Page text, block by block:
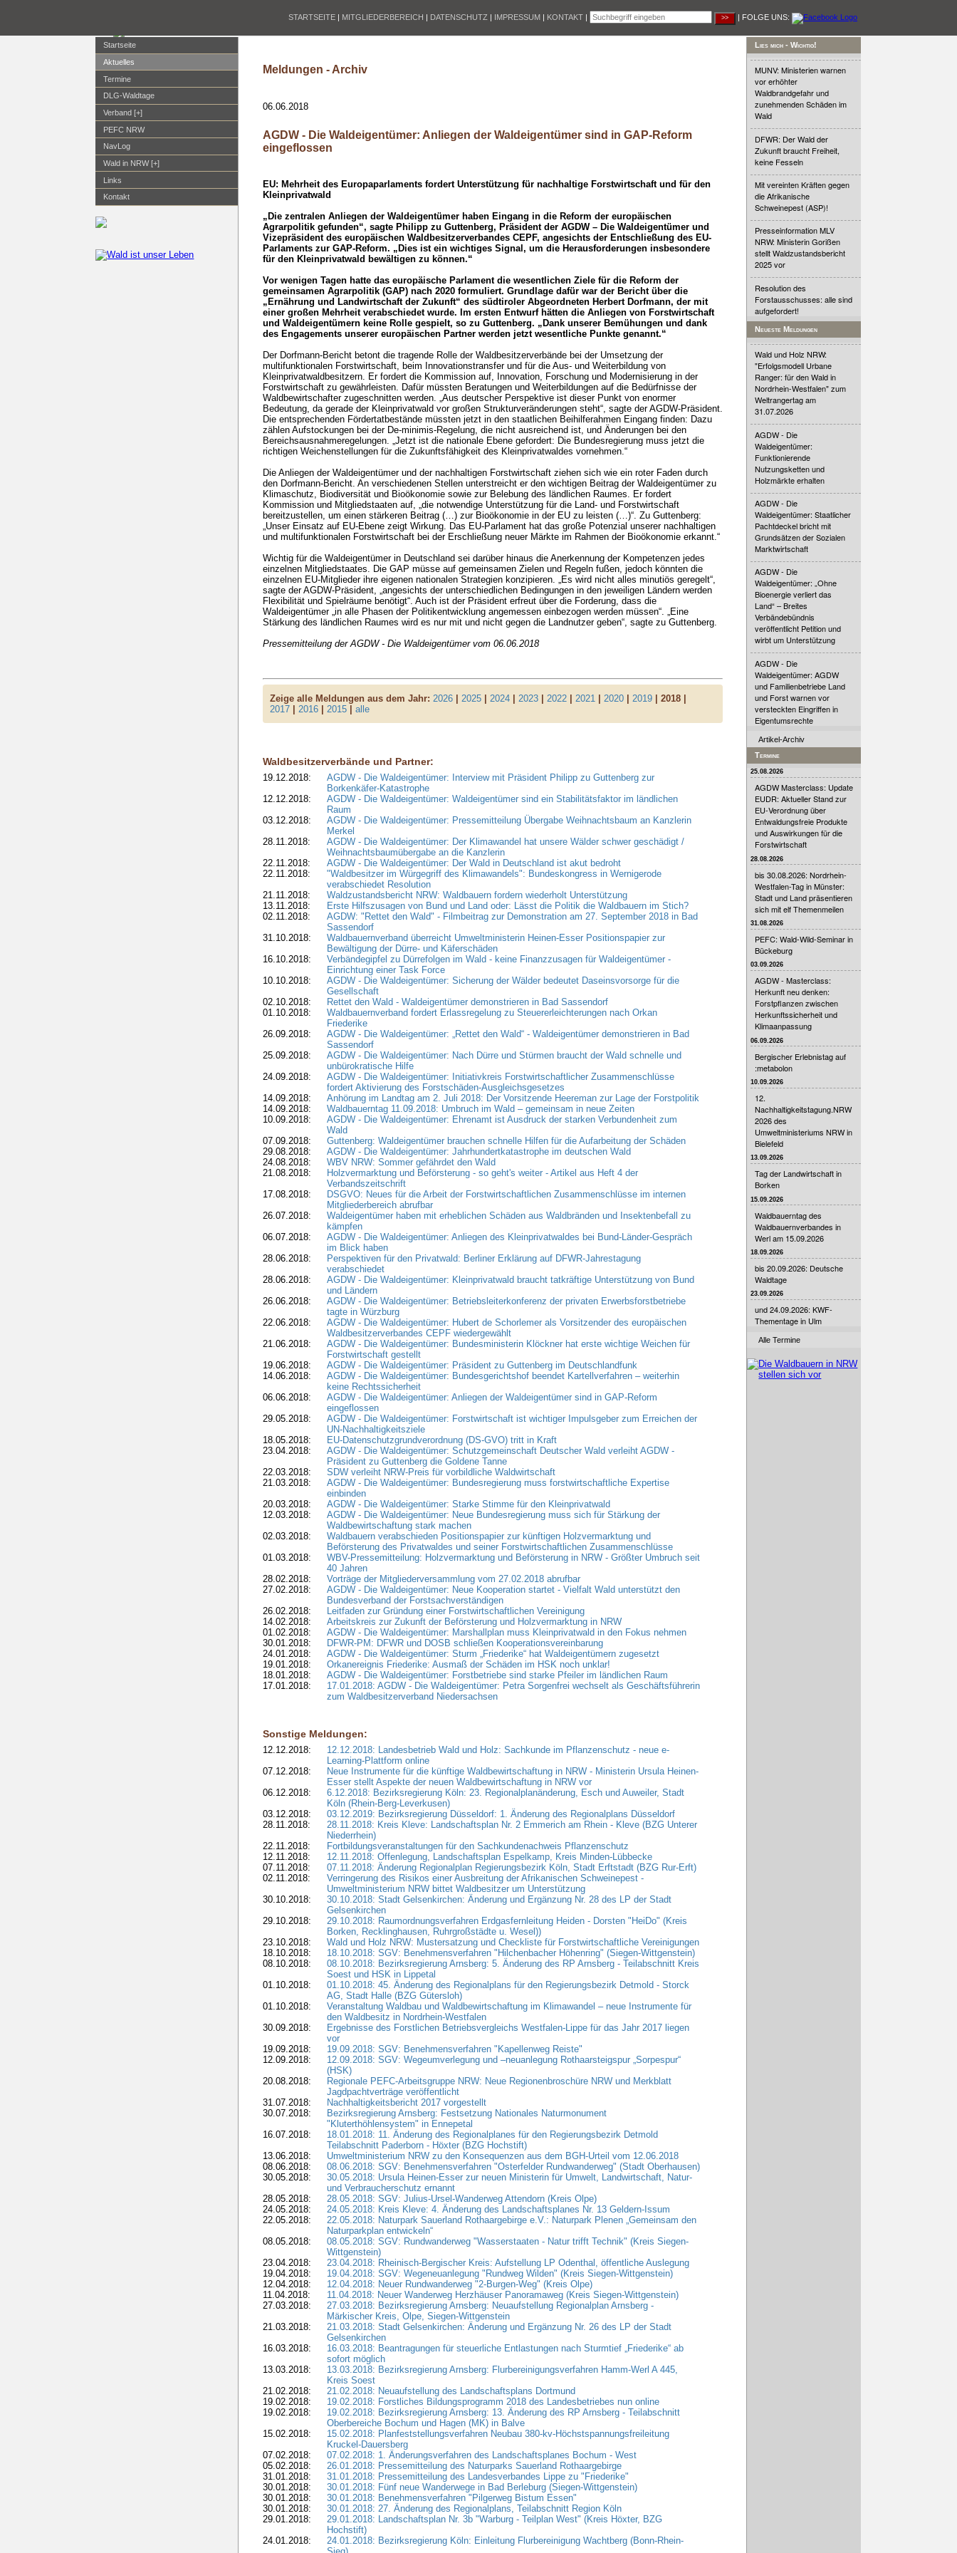
STARTSEITE | MITGLIEDERBEREICH | DATENSCHUTZ | IMPRESSUM | KONTAKT | | FOLGE UNS:
Startseite
Aktuelles
Termine
DLG-Waldtage
Verband [+]
PEFC NRW
NavLog
Wald in NRW [+]
Links
Kontakt
Meldungen - Archiv
06.06.2018
AGDW - Die Waldeigentümer: Anliegen der Waldeigentümer sind in GAP-Reform
eingeflossen
EU: Mehrheit des Europaparlaments fordert Unterstützung für nachhaltige Forstwirtschaft und für den
Kleinprivatwald
„Die zentralen Anliegen der Waldeigentümer haben Eingang in die Reform der europäischen
Agrarpolitik gefunden“, sagte Philipp zu Guttenberg, Präsident der AGDW – Die Waldeigentümer und
Vizepräsident des europäischen Waldbesitzerverbandes CEPF, angesichts der Entschließung des EU-
Parlaments zur GAP-Reform. „Dies ist ein wichtiges Signal, um die Herausforderungen insbesondere
für den Kleinprivatwald bewältigen zu können.“
Vor wenigen Tagen hatte das europäische Parlament die wesentlichen Ziele für die Reform der
gemeinsamen Agrarpolitik (GAP) nach 2020 formuliert. Grundlage dafür war der Bericht über die
„Ernährung und Landwirtschaft der Zukunft“ des südtiroler Abgeordneten Herbert Dorfmann, der mit
einer großen Mehrheit verabschiedet wurde. Im ersten Entwurf hätten die Anliegen von Forstwirtschaft
und Waldeigentümern keine Rolle gespielt, so zu Guttenberg. „Dank unserer Bemühungen und dank
des Engagements unserer europäischen Partner werden jetzt wesentliche Punkte genannt.“
Der Dorfmann-Bericht betont die tragende Rolle der Waldbesitzerverbände bei der Umsetzung der
multifunktionalen Forstwirtschaft, beim Innovationstransfer und für die Aus- und Weiterbildung von
Kleinprivatwaldbesitzern. Er fordert die Kommission auf, Innovation, Forschung und Modernisierung in der
Forstwirtschaft zu gewährleisten. Dafür müssten Beratungen und Weiterbildungen auf die Bedürfnisse der
Waldbewirtschafter zugeschnitten werden. „Aus deutscher Perspektive ist dieser Punkt von enormer
Bedeutung, da gerade der Kleinprivatwald vor großen Strukturveränderungen steht“, sagte der AGDW-Präsident.
Die entsprechenden Fördertatbestände müssten jetzt in den staatlichen Beihilferahmen Eingang finden: Dazu
zählen Aufstockungen bei der De-minimis-Regelung, die nicht ausreichend ist, und Änderungen bei den
Bereichsausnahmeregelungen. „Jetzt ist die nationale Ebene gefordert: Die Bundesregierung muss jetzt die
richtigen Weichenstellungen für die Zukunftsfähigkeit des Kleinprivatwaldes vornehmen.“
Die Anliegen der Waldeigentümer und der nachhaltigen Forstwirtschaft ziehen sich wie ein roter Faden durch
den Dorfmann-Bericht. An verschiedenen Stellen unterstreicht er den wichtigen Beitrag der Waldeigentümer zu
Klimaschutz, Biodiversität und Bioökonomie sowie zur Belebung des ländlichen Raumes. Er fordert
Kommission und Mitgliedstaaten auf, „die notwendige Unterstützung für die Land- und Forstwirtschaft
bereitzustellen, um einen stärkeren Beitrag (…) zur Bioökonomie in der EU zu leisten (…)“. Zu Guttenberg:
„Unser Einsatz auf EU-Ebene zeigt Wirkung. Das EU-Parlament hat das große Potenzial unserer nachhaltigen
und multifunktionalen Forstwirtschaft bei der Erschließung neuer Märkte im Rahmen der Bioökonomie erkannt.“
Wichtig für die Waldeigentümer in Deutschland sei darüber hinaus die Anerkennung der Kompetenzen jedes
einzelnen Mitgliedstaates. Die GAP müsse auf gemeinsamen Zielen und Regeln fußen, jedoch könnten die
einzelnen EU-Mitglieder ihre eigenen nationalen Strategien konzipieren. „Es wird nicht alles minutiös geregelt“,
sagte der AGDW-Präsident, „angesichts der unterschiedlichen Bedingungen in den jeweiligen Ländern werden
Flexibilität und Spielräume benötigt“. Auch ist der Präsident erfreut über die Forderung, dass die
Waldeigentümer „in alle Phasen der Politikentwicklung angemessen einbezogen werden müssen“. „Eine
Stärkung des ländlichen Raumes wird es nur mit und nicht gegen die Landnutzer geben“, sagte zu Guttenberg.
Pressemitteilung der AGDW - Die Waldeigentümer vom 06.06.2018
Zeige alle Meldungen aus dem Jahr: 2026| 2025| 2024| 2023| 2022| 2021| 2020| 2019| 2018 |
2017| 2016| 2015| alle
Waldbesitzerverbände und Partner:
19.12.2018:
AGDW - Die Waldeigentümer: Interview mit Präsident Philipp zu Guttenberg zur
Borkenkäfer-Katastrophe
12.12.2018:
AGDW - Die Waldeigentümer: Waldeigentümer sind ein Stabilitätsfaktor im ländlichen
Raum
03.12.2018:
AGDW - Die Waldeigentümer: Pressemitteilung Übergabe Weihnachtsbaum an Kanzlerin
Merkel
28.11.2018:
AGDW - Die Waldeigentümer: Der Klimawandel hat unsere Wälder schwer geschädigt /
Weihnachtsbaumübergabe an die Kanzlerin
22.11.2018:
AGDW - Die Waldeigentümer: Der Wald in Deutschland ist akut bedroht
22.11.2018:
"Waldbesitzer im Würgegriff des Klimawandels": Bundeskongress in Wernigerode
verabschiedet Resolution
21.11.2018:
Waldzustandsbericht NRW: Waldbauern fordern wiederholt Unterstützung
13.11.2018:
Erste Hilfszusagen von Bund und Land oder: Lässt die Politik die Waldbauern im Stich?
02.11.2018:
AGDW: "Rettet den Wald" - Filmbeitrag zur Demonstration am 27. September 2018 in Bad
Sassendorf
31.10.2018:
Waldbauernverband überreicht Umweltministerin Heinen-Esser Positionspapier zur
Bewältigung der Dürre- und Käferschäden
16.10.2018:
Verbändegipfel zu Dürrefolgen im Wald - keine Finanzzusagen für Waldeigentümer -
Einrichtung einer Task Force
10.10.2018:
AGDW - Die Waldeigentümer: Sicherung der Wälder bedeutet Daseinsvorsorge für die
Gesellschaft
02.10.2018:
Rettet den Wald - Waldeigentümer demonstrieren in Bad Sassendorf
01.10.2018:
Waldbauernverband fordert Erlassregelung zu Steuererleichterungen nach Orkan
Friederike
26.09.2018:
AGDW - Die Waldeigentümer: „Rettet den Wald“ - Waldeigentümer demonstrieren in Bad
Sassendorf
25.09.2018:
AGDW - Die Waldeigentümer: Nach Dürre und Stürmen braucht der Wald schnelle und
unbürokratische Hilfe
24.09.2018:
AGDW - Die Waldeigentümer: Initiativkreis Forstwirtschaftlicher Zusammenschlüsse
fordert Aktivierung des Forstschäden-Ausgleichsgesetzes
14.09.2018:
Anhörung im Landtag am 2. Juli 2018: Der Vorsitzende Heereman zur Lage der Forstpolitik
14.09.2018:
Waldbauerntag 11.09.2018: Umbruch im Wald – gemeinsam in neue Zeiten
10.09.2018:
AGDW - Die Waldeigentümer: Ehrenamt ist Ausdruck der starken Verbundenheit zum
Wald
07.09.2018:
Guttenberg: Waldeigentümer brauchen schnelle Hilfen für die Aufarbeitung der Schäden
29.08.2018:
AGDW - Die Waldeigentümer: Jahrhundertkatastrophe im deutschen Wald
24.08.2018:
WBV NRW: Sommer gefährdet den Wald
21.08.2018:
Holzvermarktung und Beförsterung - so geht's weiter - Artikel aus Heft 4 der
Verbandszeitschrift
17.08.2018:
DSGVO: Neues für die Arbeit der Forstwirtschaftlichen Zusammenschlüsse im internen
Mitgliederbereich abrufbar
26.07.2018:
Waldeigentümer haben mit erheblichen Schäden aus Waldbränden und Insektenbefall zu
kämpfen
06.07.2018:
AGDW - Die Waldeigentümer: Anliegen des Kleinprivatwaldes bei Bund-Länder-Gespräch
im Blick haben
28.06.2018:
Perspektiven für den Privatwald: Berliner Erklärung auf DFWR-Jahrestagung
verabschiedet
28.06.2018:
AGDW - Die Waldeigentümer: Kleinprivatwald braucht tatkräftige Unterstützung von Bund
und Ländern
26.06.2018:
AGDW - Die Waldeigentümer: Betriebsleiterkonferenz der privaten Erwerbsforstbetriebe
tagte in Würzburg
22.06.2018:
AGDW - Die Waldeigentümer: Hubert de Schorlemer als Vorsitzender des europäischen
Waldbesitzerverbandes CEPF wiedergewählt
21.06.2018:
AGDW - Die Waldeigentümer: Bundesministerin Klöckner hat erste wichtige Weichen für
Forstwirtschaft gestellt
19.06.2018:
AGDW - Die Waldeigentümer: Präsident zu Guttenberg im Deutschlandfunk
14.06.2018:
AGDW - Die Waldeigentümer: Bundesgerichtshof beendet Kartellverfahren – weiterhin
keine Rechtssicherheit
06.06.2018:
AGDW - Die Waldeigentümer: Anliegen der Waldeigentümer sind in GAP-Reform
eingeflossen
29.05.2018:
AGDW - Die Waldeigentümer: Forstwirtschaft ist wichtiger Impulsgeber zum Erreichen der
UN-Nachhaltigkeitsziele
18.05.2018:
EU-Datenschutzgrundverordnung (DS-GVO) tritt in Kraft
23.04.2018:
AGDW - Die Waldeigentümer: Schutzgemeinschaft Deutscher Wald verleiht AGDW -
Präsident zu Guttenberg die Goldene Tanne
22.03.2018:
SDW verleiht NRW-Preis für vorbildliche Waldwirtschaft
21.03.2018:
AGDW - Die Waldeigentümer: Bundesregierung muss forstwirtschaftliche Expertise
einbinden
20.03.2018:
AGDW - Die Waldeigentümer: Starke Stimme für den Kleinprivatwald
12.03.2018:
AGDW - Die Waldeigentümer: Neue Bundesregierung muss sich für Stärkung der
Waldbewirtschaftung stark machen
02.03.2018:
Waldbauern verabschieden Positionspapier zur künftigen Holzvermarktung und
Beförsterung des Privatwaldes und seiner Forstwirtschaftlichen Zusammenschlüsse
01.03.2018:
WBV-Pressemitteilung: Holzvermarktung und Beförsterung in NRW - Größter Umbruch seit
40 Jahren
28.02.2018:
Vorträge der Mitgliederversammlung vom 27.02.2018 abrufbar
27.02.2018:
AGDW - Die Waldeigentümer: Neue Kooperation startet - Vielfalt Wald unterstützt den
Bundesverband der Forstsachverständigen
26.02.2018:
Leitfaden zur Gründung einer Forstwirtschaftlichen Vereinigung
14.02.2018:
Arbeitskreis zur Zukunft der Beförsterung und Holzvermarktung in NRW
01.02.2018:
AGDW - Die Waldeigentümer: Marshallplan muss Kleinprivatwald in den Fokus nehmen
30.01.2018:
DFWR-PM: DFWR und DOSB schließen Kooperationsvereinbarung
24.01.2018:
AGDW - Die Waldeigentümer: Sturm „Friederike“ hat Waldeigentümern zugesetzt
19.01.2018:
Orkanereignis Friederike: Ausmaß der Schäden im HSK noch unklar!
18.01.2018:
AGDW - Die Waldeigentümer: Forstbetriebe sind starke Pfeiler im ländlichen Raum
17.01.2018:
17.01.2018: AGDW - Die Waldeigentümer: Petra Sorgenfrei wechselt als Geschäftsführerin
zum Waldbesitzerverband Niedersachsen
Sonstige Meldungen:
12.12.2018:
12.12.2018: Landesbetrieb Wald und Holz: Sachkunde im Pflanzenschutz - neue e-
Learning-Plattform online
07.12.2018:
Neue Instrumente für die künftige Waldbewirtschaftung in NRW - Ministerin Ursula Heinen-
Esser stellt Aspekte der neuen Waldbewirtschaftung in NRW vor
06.12.2018:
6.12.2018: Bezirksregierung Köln: 23. Regionalplanänderung, Esch und Auweiler, Stadt
Köln (Rhein-Berg-Leverkusen)
03.12.2018:
03.12.2019: Bezirksregierung Düsseldorf: 1. Änderung des Regionalplans Düsseldorf
28.11.2018:
28.11.2018: Kreis Kleve: Landschaftsplan Nr. 2 Emmerich am Rhein - Kleve (BZG Unterer
Niederrhein)
22.11.2018:
Fortbildungsveranstaltungen für den Sachkundenachweis Pflanzenschutz
12.11.2018:
12.11.2018: Offenlegung, Landschaftsplan Espelkamp, Kreis Minden-Lübbecke
07.11.2018:
07.11.2018: Änderung Regionalplan Regierungsbezirk Köln, Stadt Erftstadt (BZG Rur-Erft)
02.11.2018:
Verringerung des Risikos einer Ausbreitung der Afrikanischen Schweinepest -
Umweltministerium NRW bittet Waldbesitzer um Unterstützung
30.10.2018:
30.10.2018: Stadt Gelsenkirchen: Änderung und Ergänzung Nr. 28 des LP der Stadt
Gelsenkirchen
29.10.2018:
29.10.2018: Raumordnungsverfahren Erdgasfernleitung Heiden - Dorsten "HeiDo" (Kreis
Borken, Recklinghausen, Ruhrgroßstädte u. Wesel))
23.10.2018:
Wald und Holz NRW: Mustersatzung und Checkliste für Forstwirtschaftliche Vereinigungen
18.10.2018:
18.10.2018: SGV: Benehmensverfahren "Hilchenbacher Höhenring" (Siegen-Wittgenstein)
08.10.2018:
08.10.2018: Bezirksregierung Arnsberg: 5. Änderung des RP Arnsberg - Teilabschnitt Kreis
Soest und HSK in Lippetal
01.10.2018:
01.10.2018: 45. Änderung des Regionalplans für den Regierungsbezirk Detmold - Storck
AG, Stadt Halle (BZG Gütersloh)
01.10.2018:
Veranstaltung Waldbau und Waldbewirtschaftung im Klimawandel – neue Instrumente für
den Waldbesitz in Nordrhein-Westfalen
30.09.2018:
Ergebnisse des Forstlichen Betriebsvergleichs Westfalen-Lippe für das Jahr 2017 liegen
vor
19.09.2018:
19.09.2018: SGV: Benehmensverfahren "Kapellenweg Reiste"
12.09.2018:
12.09.2018: SGV: Wegeumverlegung und –neuanlegung Rothaarsteigspur „Sorpespur“
(HSK)
20.08.2018:
Regionale PEFC-Arbeitsgruppe NRW: Neue Regionenbroschüre NRW und Merkblatt
Jagdpachtverträge veröffentlicht
31.07.2018:
Nachhaltigkeitsbericht 2017 vorgestellt
30.07.2018:
Bezirksregierung Arnsberg: Festsetzung Nationales Naturmonument
"Kluterthöhlensystem" in Ennepetal
16.07.2018:
18.01.2018: 11. Änderung des Regionalplanes für den Regierungsbezirk Detmold
Teilabschnitt Paderborn - Höxter (BZG Hochstift)
13.06.2018:
Umweltministerium NRW zu den Konsequenzen aus dem BGH-Urteil vom 12.06.2018
08.06.2018:
08.06.2018: SGV: Benehmensverfahren "Osterfelder Rundwanderweg" (Stadt Oberhausen)
30.05.2018:
30.05.2018: Ursula Heinen-Esser zur neuen Ministerin für Umwelt, Landwirtschaft, Natur-
und Verbraucherschutz ernannt
28.05.2018:
28.05.2018: SGV: Julius-Ursel-Wanderweg Attendorn (Kreis Olpe)
24.05.2018:
24.05.2018: Kreis Kleve: 4. Änderung des Landschaftsplanes Nr. 13 Geldern-Issum
22.05.2018:
22.05.2018: Naturpark Sauerland Rothaargebirge e.V.: Naturpark Plenen „Gemeinsam den
Naturparkplan entwickeln“
08.05.2018:
08.05.2018: SGV: Rundwanderweg "Wasserstaaten - Natur trifft Technik" (Kreis Siegen-
Wittgenstein)
23.04.2018:
23.04.2018: Rheinisch-Bergischer Kreis: Aufstellung LP Odenthal, öffentliche Auslegung
19.04.2018:
19.04.2018: SGV: Wegeneuanlegung "Rundweg Wilden" (Kreis Siegen-Wittgenstein)
12.04.2018:
12.04.2018: Neuer Rundwanderweg "2-Burgen-Weg" (Kreis Olpe)
11.04.2018:
11.04.2018: Neuer Wanderweg Herzhäuser Panoramaweg (Kreis Siegen-Wittgenstein)
27.03.2018:
27.03.2018: Bezirksregierung Arnsberg: Neuaufstellung Regionalplan Arnsberg -
Märkischer Kreis, Olpe, Siegen-Wittgenstein
21.03.2018:
21.03.2018: Stadt Gelsenkirchen: Änderung und Ergänzung Nr. 26 des LP der Stadt
Gelsenkirchen
16.03.2018:
16.03.2018: Beantragungen für steuerliche Entlastungen nach Sturmtief „Friederike“ ab
sofort möglich
13.03.2018:
13.03.2018: Bezirksregierung Arnsberg: Flurbereinigungsverfahren Hamm-Werl A 445,
Kreis Soest
21.02.2018:
21.02.2018: Neuaufstellung des Landschaftsplans Dortmund
19.02.2018:
19.02.2018: Forstliches Bildungsprogramm 2018 des Landesbetriebes nun online
19.02.2018:
19.02.2018: Bezirksregierung Arnsberg: 13. Änderung des RP Arnsberg - Teilabschnitt
Oberbereiche Bochum und Hagen (MK) in Balve
15.02.2018:
15.02.2018: Planfeststellungsverfahren Neubau 380-kv-Höchstspannungsfreileitung
Kruckel-Dauersberg
07.02.2018:
07.02.2018: 1. Änderungsverfahren des Landschaftsplanes Bochum - West
05.02.2018:
26.01.2018: Pressemitteilung des Naturparks Sauerland Rothaargebirge
31.01.2018:
31.01.2018: Pressemitteilung des Landesverbandes Lippe zu "Friederike"
30.01.2018:
30.01.2018: Fünf neue Wanderwege in Bad Berleburg (Siegen-Wittgenstein)
30.01.2018:
30.01.2018: Benehmensverfahren "Pilgerweg Bistum Essen"
30.01.2018:
30.01.2018: 27. Änderung des Regionalplans, Teilabschnitt Region Köln
29.01.2018:
29.01.2018: Landschaftsplan Nr. 3b "Warburg - Teilplan West" (Kreis Höxter, BZG
Hochstift)
24.01.2018:
24.01.2018: Bezirksregierung Köln: Einleitung Flurbereinigung Wachtberg (Bonn-Rhein-
Lies mich - Wichtig!
MUNV: Ministerien warnen
vor erhöhter
Waldbrandgefahr und
zunehmenden Schäden im
Wald
DFWR: Der Wald der
Zukunft braucht Freiheit,
keine Fesseln
Mit vereinten Kräften gegen
die Afrikanische
Schweinepest (ASP)!
Presseinformation MLV
NRW: Ministerin Gorißen
stellt Waldzustandsbericht
2025 vor
Resolution des
Forstausschusses: alle sind
aufgefordert!
Neueste Meldungen
Wald und Holz NRW:
"Erfolgsmodell Urbane
Ranger: für den Wald in
Nordrhein-Westfalen" zum
Weltrangertag am
31.07.2026
AGDW - Die
Waldeigentümer:
Funktionierende
Nutzungsketten und
Holzmärkte erhalten
AGDW - Die
Waldeigentümer: Staatlicher
Pachtdeckel bricht mit
Grundsätzen der Sozialen
Marktwirtschaft
AGDW - Die
Waldeigentümer: „Ohne
Bioenergie verliert das
Land“ – Breites
Verbändebündnis
veröffentlicht Petition und
wirbt um Unterstützung
AGDW - Die
Waldeigentümer: AGDW
und Familienbetriebe Land
und Forst warnen vor
versteckten Eingriffen in
Eigentumsrechte
Artikel-Archiv
Termine
25.08.2026
AGDW Masterclass: Update
EUDR: Aktueller Stand zur
EU-Verordnung über
Entwaldungsfreie Produkte
und Auswirkungen für die
Forstwirtschaft
28.08.2026
bis 30.08.2026: Nordrhein-
Westfalen-Tag in Münster:
Stadt und Land präsentieren
sich mit elf Themenmeilen
31.08.2026
PEFC: Wald-Wild-Seminar in
Bückeburg
03.09.2026
AGDW - Masterclass:
Herkunft neu denken:
Forstpflanzen zwischen
Herkunftssicherheit und
Klimaanpassung
06.09.2026
Bergischer Erlebnistag auf
:metabolon
10.09.2026
12.
Nachhaltigkeitstagung.NRW
2026 des
Umweltministeriums NRW in
Bielefeld
13.09.2026
Tag der Landwirtschaft in
Borken
15.09.2026
Waldbauerntag des
Waldbauernverbandes in
Werl am 15.09.2026
18.09.2026
bis 20.09.2026: Deutsche
Waldtage
23.09.2026
und 24.09.2026: KWF-
Thementage in Ulm
Alle Termine